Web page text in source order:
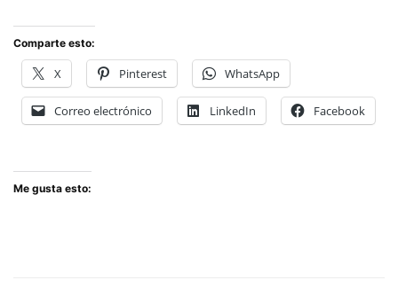
Comparte esto:
X Pinterest WhatsApp
Correo electrónico LinkedIn Facebook
Me gusta esto: